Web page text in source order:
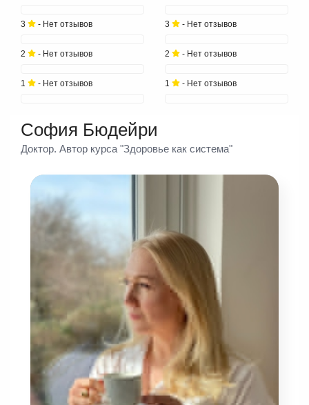
3 - Нет отзывов
2 - Нет отзывов
1 - Нет отзывов
3 - Нет отзывов
2 - Нет отзывов
1 - Нет отзывов
София Бюдейри
Доктор. Автор курса "Здоровье как система"